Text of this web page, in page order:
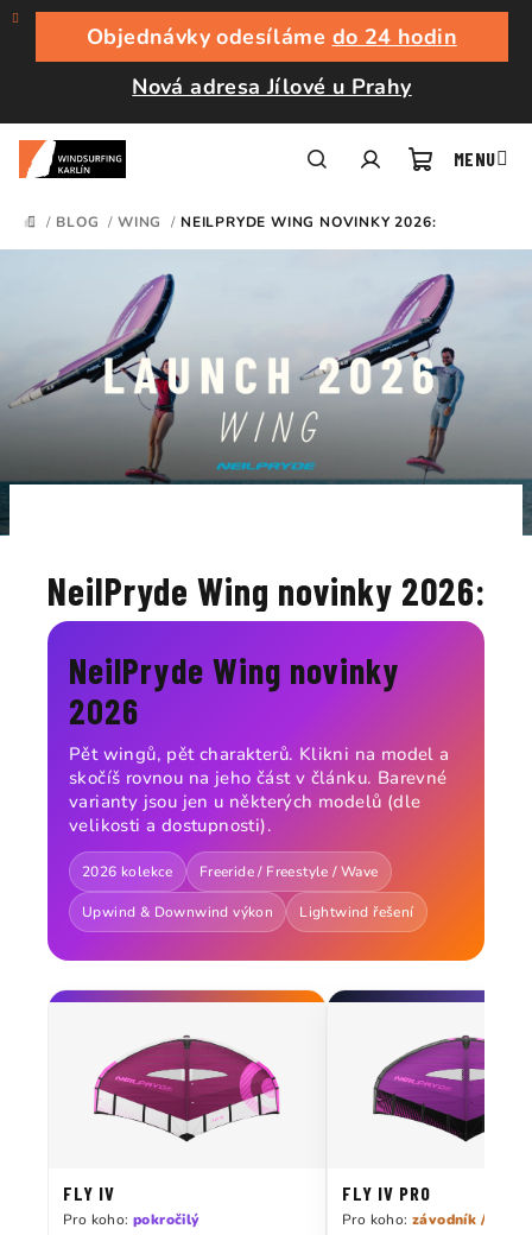
Přejít
obsah
Objednávky odesíláme do 24 hodin
Nová adresa Jílové u Prahy
DOMŮ
/ BLOG / WING / NEILPRYDE WING NOVINKY 2026:
NeilPryde Wing novinky 2026:
NeilPryde Wing novinky
2026
Pět wingů, pět charakterů. Klikni na model a
skočíš rovnou na jeho část v článku. Barevné
varianty jsou jen u některých modelů (dle
velikosti a dostupnosti).
2026 kolekce Freeride / Freestyle / Wave
Upwind & Downwind výkon Lightwind řešení
FLY IV
Pro koho: pokročilý
FLY IV PRO
Pro koho: závodník /